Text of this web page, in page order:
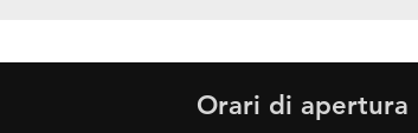
Orari di apertura